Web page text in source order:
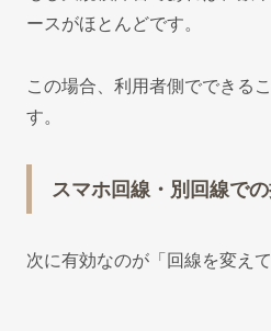
ースがほとんどです。
この場合、利用者側でできる
す。
スマホ回線・別回線で
次に有効なのが「回線を変え